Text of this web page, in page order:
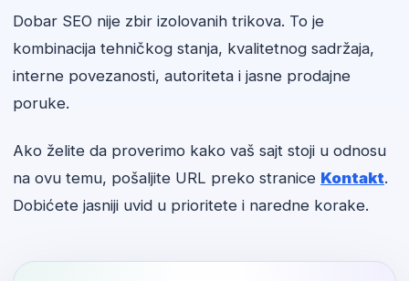
Dobar SEO nije zbir izolovanih trikova. To je
kombinacija tehničkog stanja, kvalitetnog sadržaja,
interne povezanosti, autoriteta i jasne prodajne
poruke.
Ako želite da proverimo kako vaš sajt stoji u odnosu
na ovu temu, pošaljite URL preko stranice Kontakt.
Dobićete jasniji uvid u prioritete i naredne korake.